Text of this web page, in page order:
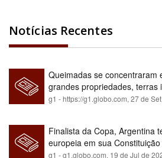
Notícias Recentes
Queimadas se concentraram
grandes propriedades, terras
relatório
g1 - https://g1.globo.com,27 de
Finalista da Copa, Argentina
europeia em sua
para maioria branca
g1 - g1.globo.com, 19 de Jul de